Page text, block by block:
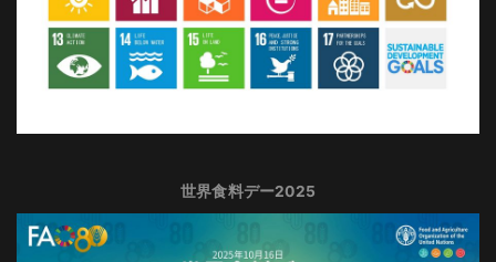
世界食料デー2025